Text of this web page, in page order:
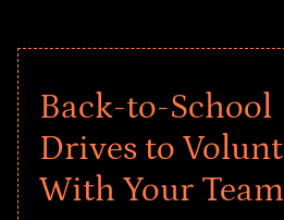
Back-to-School
Drives to
With Your